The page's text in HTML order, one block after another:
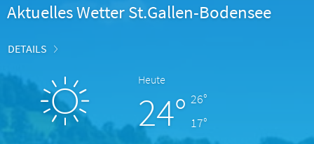
Aktuelles Wetter St.Gallen-Bodensee
DETAILS
Heute
24° 26°
17°